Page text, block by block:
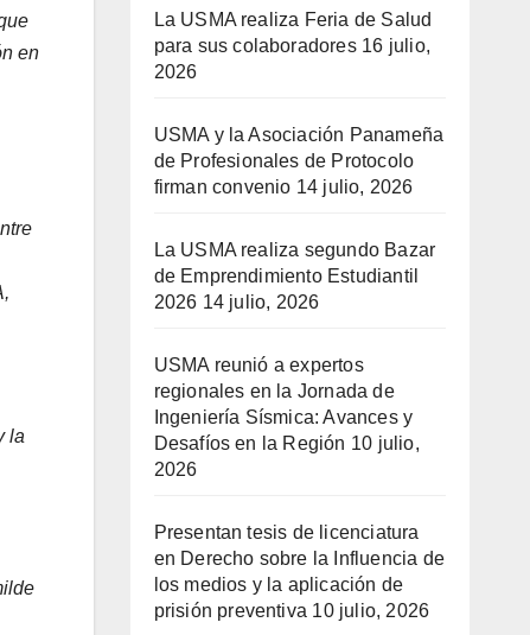
en
la
La USMA realiza Feria de Salud
para sus colaboradores 16 julio,
2026
USMA y la Asociación Panameña
de Profesionales de Protocolo
firman convenio 14 julio, 2026
La USMA realiza segundo Bazar
de Emprendimiento Estudiantil
2026 14 julio, 2026
USMA reunió a expertos
regionales en la Jornada de
Ingeniería Sísmica: Avances y
Desafíos en la Región 10 julio,
2026
Presentan tesis de licenciatura
en Derecho sobre la Influencia de
los medios y la aplicación de
prisión preventiva 10 julio, 2026